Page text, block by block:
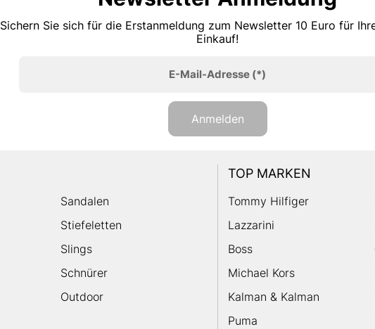
Sichern Sie sich für die Erstanmeldung zum Newsletter 10 Euro für
Einkauf!
E-Mail-Adresse(*)
Anmelden
Sandalen
Stiefeletten
Slings
Schnürer
Outdoor
TOP MARKEN
Tommy Hilfiger
Lazzarini
Boss
Michael Kors
Kalman & Kalman
Puma